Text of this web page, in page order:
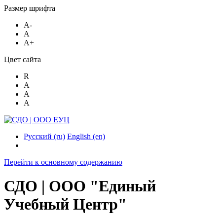
Размер шрифта
A-
A
A+
Цвет сайта
R
A
A
A
Русский ‎(ru)‎ English ‎(en)‎
Перейти к основному содержанию
СДО | ООО "Единый
Учебный Центр"